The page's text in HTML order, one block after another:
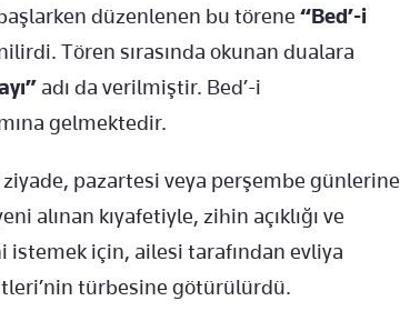
düzenlenen bu törene “Bed’-i
Tören sırasında okunan dualara
adı da verilmiştir. Bed’-i
gelmektedir.
pazartesi veya perşembe günlerine
alınan kıyafetiyle, zihin açıklığı ve
için, ailesi tarafından evliya
türbesine götürülürdü.